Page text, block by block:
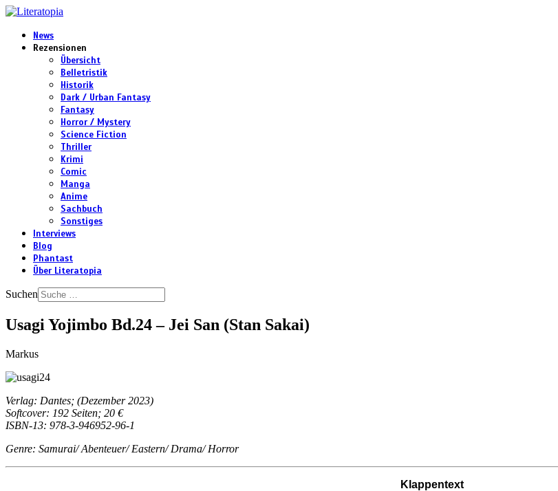
News
Rezensionen
Übersicht
Belletristik
Historik
Dark / Urban Fantasy
Fantasy
Horror / Mystery
Science Fiction
Thriller
Krimi
Comic
Manga
Anime
Sachbuch
Sonstiges
Interviews
Blog
Phantast
Über Literatopia
Suchen
Usagi Yojimbo Bd.24 – Jei San (Stan Sakai)
Markus
Verlag: Dantes; (Dezember 2023)
Softcover: 192 Seiten; 20 €
ISBN-13: 978-3-946952-96-1
Genre: Samurai/ Abenteuer/ Eastern/ Drama/ Horror
Klappentext